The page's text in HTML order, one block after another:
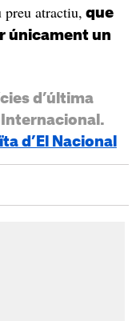
preu atractiu, que
únicament un
d’última
Internacional.
d’El Nacional